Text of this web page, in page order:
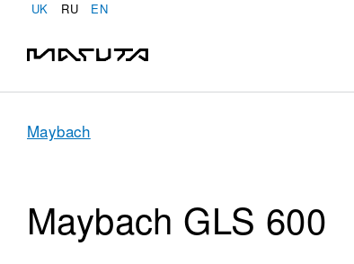
UK RU EN
Maybach
Maybach GLS 600